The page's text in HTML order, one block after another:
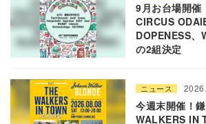
9月お台場開催
CIRCUS
DOPENESS
の2組決定
ニュース
今週末開催！
WALKERS IN